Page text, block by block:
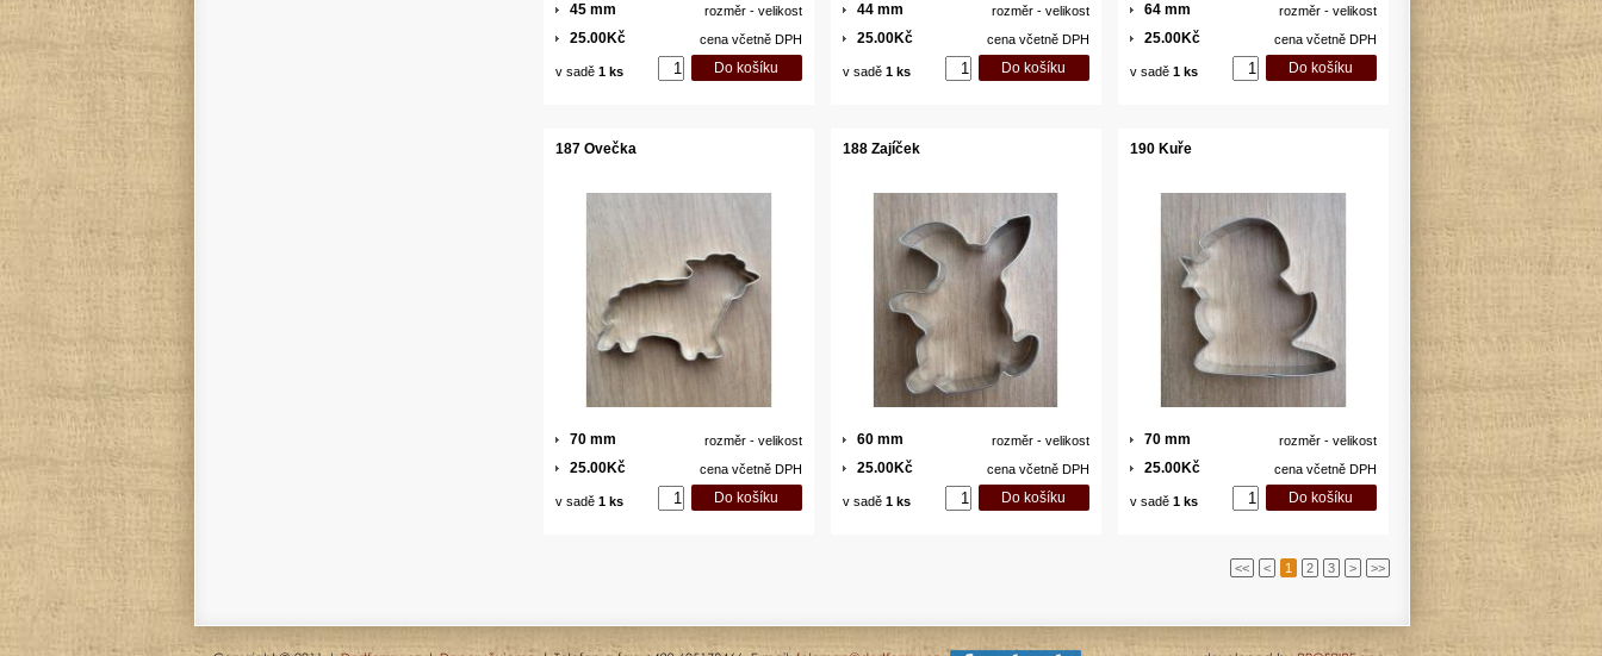
rozměr - velikost
45 mm
cena včetně DPH
25.00Kč
v sadě 1 ks
rozměr - velikost
44 mm
cena včetně DPH
25.00Kč
v sadě 1 ks
rozměr - velikost
64 mm
cena včetně DPH
25.00Kč
v sadě 1 ks
187 Ovečka
rozměr - velikost
70 mm
cena včetně DPH
25.00Kč
v sadě 1 ks
188 Zajíček
rozměr - velikost
60 mm
cena včetně DPH
25.00Kč
v sadě 1 ks
190 Kuře
rozměr - velikost
70 mm
cena včetně DPH
25.00Kč
v sadě 1 ks
<< < 1 2 3 > >>